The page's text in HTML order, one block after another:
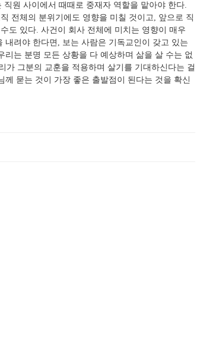
원 사이에서 때때로 중재자 역할을 맡아야 한다.
전체의 분위기에도 영향을 미칠 것이고, 앞으로 직
도 있다. 사건이 회사 전체에 미치는 영향이 매우
려야 한다면, 보는 사람은 기독교인이 갖고 있는
는 분명 모든 상황을 다 예상하며 삶을 살 수는 없
가 그분의 교훈을 적용하며 살기를 기대하신다는 걸
묻는 것이 가장 좋은 출발점이 된다는 것을 확신